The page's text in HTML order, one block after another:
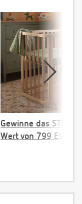
Gewinne das
Wert von 799 EUR